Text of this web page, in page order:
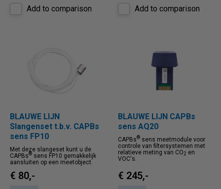
Add to comparison Add to comparison
BLAUWE LIJN
Slangenset t.b.v. CAPBs
sens FP10
Met deze slangeset kunt u de
CAPBs® sens FP10 gemakkelijk
aansluiten op een meetobject.
€ 80,-
BLAUWE LIJN CAPBs
sens AQ20
CAPBs® sens meetmodule voor
controle van filtersystemen met
relatieve meting van CO2 en
VOC's.
€ 245,-